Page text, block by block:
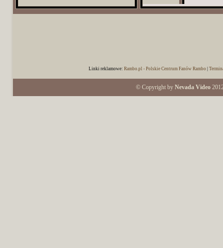
Linki reklamowe: Rambo.pl - Polskie Centrum Fanów Rambo
© Copyright by Nevada Video